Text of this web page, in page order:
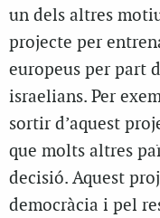
un dels altres
projecte per
europeus per part
israelians. Per
sortir d’aquest
que molts altres
decisió. Aquest
democràcia i pel